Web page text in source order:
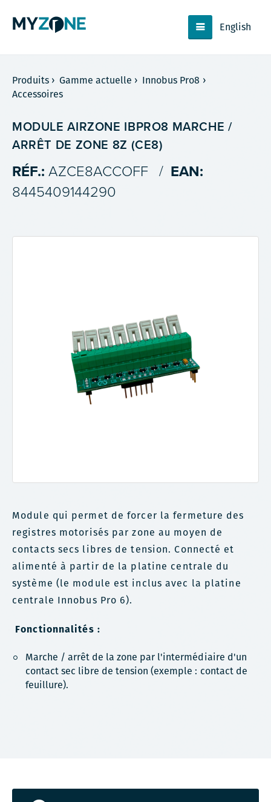
English
Produits › Gamme actuelle › Innobus Pro8 ›
Accessoires
MODULE AIRZONE IBPRO8 MARCHE /
ARRÊT DE ZONE 8Z (CE8)
RÉF.: AZCE8ACCOFF / EAN:
8445409144290
Module qui permet de forcer la fermeture des
registres motorisés par zone au moyen de
contacts secs libres de tension. Connecté et
alimenté à partir de la platine centrale du
système (le module est inclus avec la platine
centrale Innobus Pro 6).
Fonctionnalités :
Marche / arrêt de la zone par l'intermédiaire d'un
contact sec libre de tension (exemple : contact de
feuillure).